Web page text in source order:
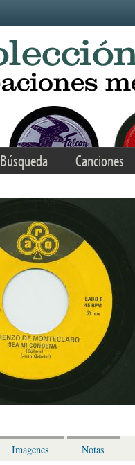
Búsqueda Canciones
Imagenes Notas